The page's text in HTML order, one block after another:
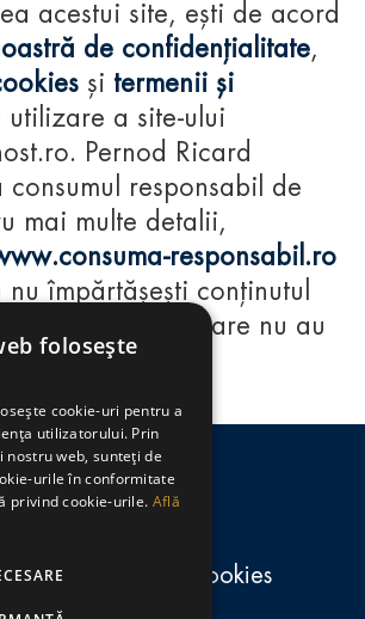
și cookies
acestui site, ești de acord
de confidențialitate,
și termenii și
utilizare a site-ului
Pernod Ricard
consumul responsabil de
mai multe detalii,
responsabil.ro
nu împărtășești conținutul
cu persoane care nu au
de 18 ani.
folosește
cookie-uri pentru a
utilizatorului. Prin
nostru web, sunteți de
urile în conformitate
privind cookie-urile. Află